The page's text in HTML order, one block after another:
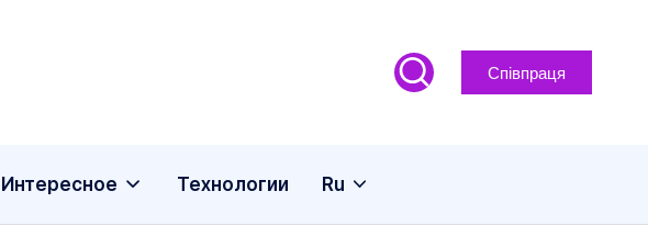
Співпраця
Интересное Технологии Ru